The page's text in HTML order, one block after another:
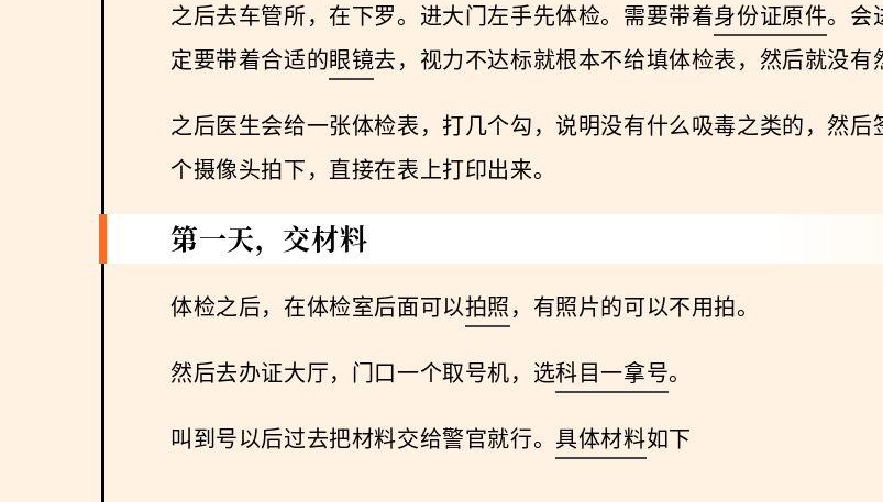
之后去车管所，在下罗。进大门左手先体检。需要带着身份证原件。会
定要带着合适的眼镜去，视力不达标就根本不给填体检表，然后就没有
之后医生会给一张体检表，打几个勾，说明没有什么吸毒之类的，然后
个摄像头拍下，直接在表上打印出来。
第一天，交材料
体检之后，在体检室后面可以拍照，有照片的可以不用拍。
然后去办证大厅，门口一个取号机，选科目一拿号。
叫到号以后过去把材料交给警官就行。 具体材料如下